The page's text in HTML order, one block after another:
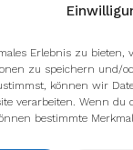
Erlebnis zu bieten,
zu speichern und/
können wir
verarbeiten. Wenn
bestimmte